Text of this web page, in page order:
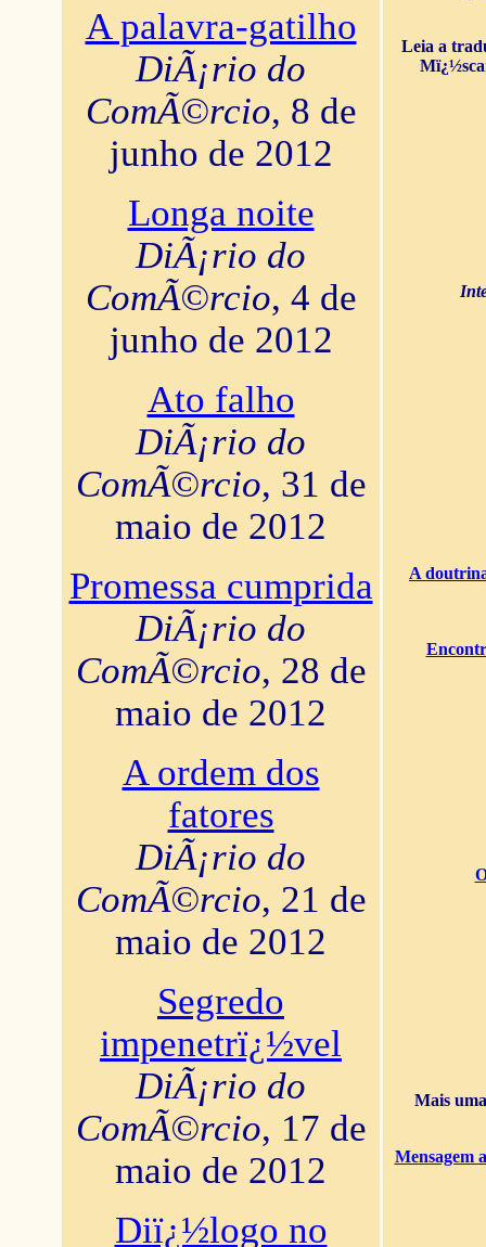
A palavra-gatilho
DiÃ¡rio do
ComÃ©rcio, 8 de
junho de 2012
Longa noite
DiÃ¡rio do
ComÃ©rcio, 4 de
junho de 2012
Ato falho
DiÃ¡rio do
ComÃ©rcio, 31 de
maio de 2012
Promessa cumprida
DiÃ¡rio do
ComÃ©rcio, 28 de
maio de 2012
A ordem dos
fatores
DiÃ¡rio do
ComÃ©rcio, 21 de
maio de 2012
Segredo
impenetrï¿½vel
DiÃ¡rio do
ComÃ©rcio, 17 de
maio de 2012
Diï¿½logo no
Leia a
A
Mais
Mensagem